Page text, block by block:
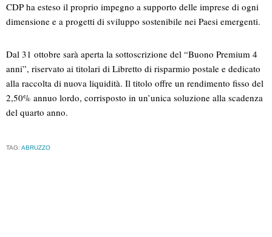
CDP ha esteso il proprio impegno a supporto delle imprese di ogni
dimensione e a progetti di sviluppo sostenibile nei Paesi emergenti.
Dal 31 ottobre sarà aperta la sottoscrizione del “Buono Premium 4
anni”, riservato ai titolari di Libretto di risparmio postale e dedicato
alla raccolta di nuova liquidità. Il titolo offre un rendimento fisso del
2,50% annuo lordo, corrisposto in un’unica soluzione alla scadenza
del quarto anno.
TAG: ABRUZZO